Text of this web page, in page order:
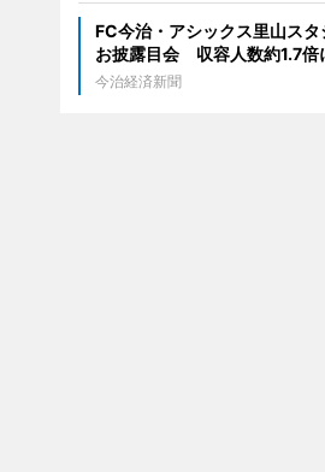
FC今治・アシックス里山スタ
お披露目会 収容人数約1.7倍
今治経済新聞